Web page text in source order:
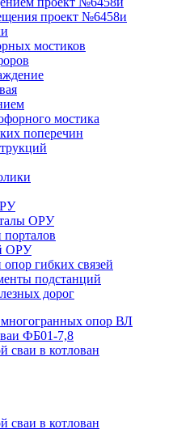
проект №6458и
мостиков
мостика
поперечин
ОРУ
ОРУ
гибких связей
подстанций
дорог